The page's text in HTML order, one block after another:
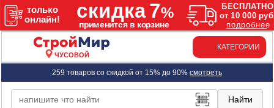
ЧУСОВОЙ
КАТЕГОРИИ
259 товаров со скидкой от 15% до 90% смотреть